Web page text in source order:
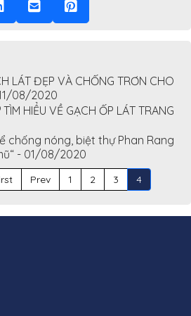
LÁT ĐẸP VÀ CHỐNG TRƠN CHO
08/2020
HIỂU VỀ GẠCH ỐP LÁT TRANG
chống nóng, biệt thự Phan Rang
- 01/08/2020
Prev 1 2 3 4